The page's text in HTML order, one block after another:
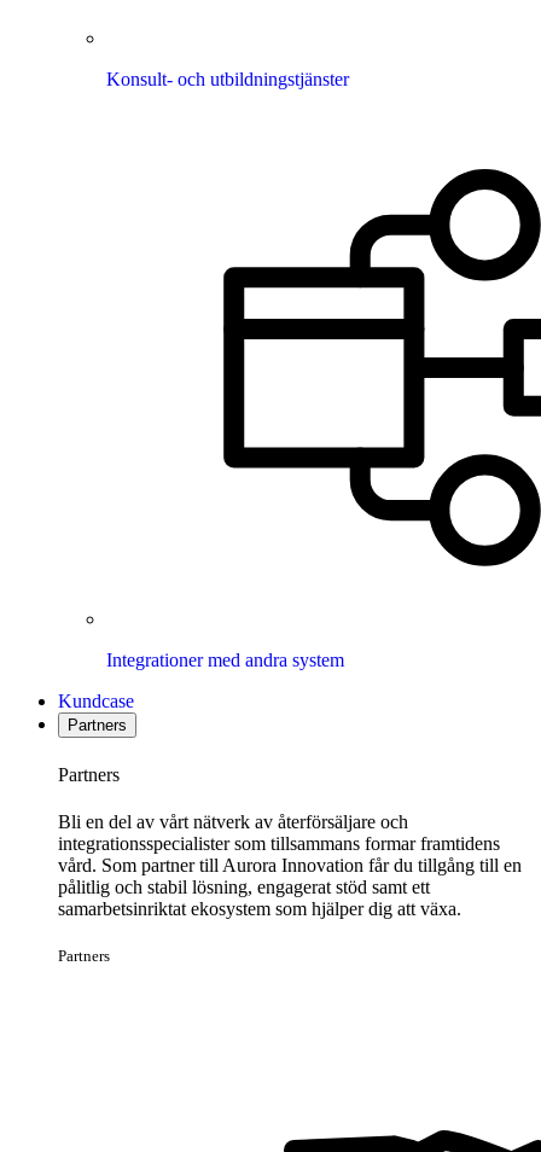
Konsult- och utbildningstjänster
Integrationer med andra system
Kundcase
Partners
Partners
Bli en del av vårt nätverk av återförsäljare och
integrationsspecialister som tillsammans formar framtidens
vård. Som partner till Aurora Innovation får du tillgång till en
pålitlig och stabil lösning, engagerat stöd samt ett
samarbetsinriktat ekosystem som hjälper dig att växa.
Partners